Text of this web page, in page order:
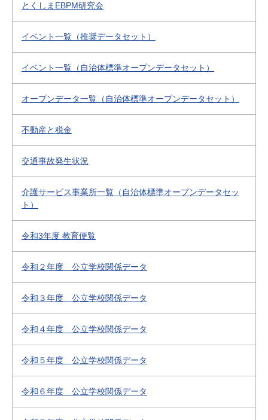
とくしまEBPM研究会
イベント一覧（推奨データセット）
イベント一覧（自治体標準オープンデータセット）
オープンデータ一覧（自治体標準オープンデータセット）
不動産と税金
交通事故発生状況
介護サービス事業所一覧（自治体標準オープンデータセッ
ト）
令和3年度 教育便覧
令和２年度 公立学校関係データ
令和３年度 公立学校関係データ
令和４年度 公立学校関係データ
令和５年度 公立学校関係データ
令和６年度 公立学校関係データ